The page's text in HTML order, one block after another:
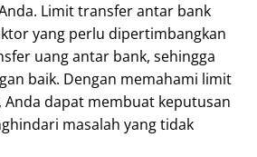
Limit transfer antar bank
yang perlu dipertimbangkan
uang antar bank, sehingga
baik. Dengan memahami limit
dapat membuat keputusan
masalah yang tidak